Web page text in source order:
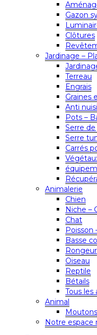
Gazon
Clôtures
Jardinage –
Terreau
Engrais
Graines
Anti
Pots –
Serre de
Serre
Carrés
Animalerie
Chien
Niche –
Chat
Poisson
Basse
Rongeur
Oiseau
Reptile
Bétails
Tous les
Animal
Moutons
Notre espace